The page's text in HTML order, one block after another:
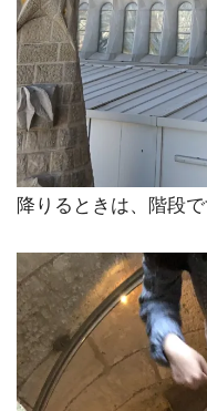
降りるときは、階段